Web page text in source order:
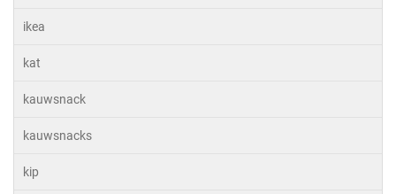
ikea
kat
kauwsnack
kauwsnacks
kip